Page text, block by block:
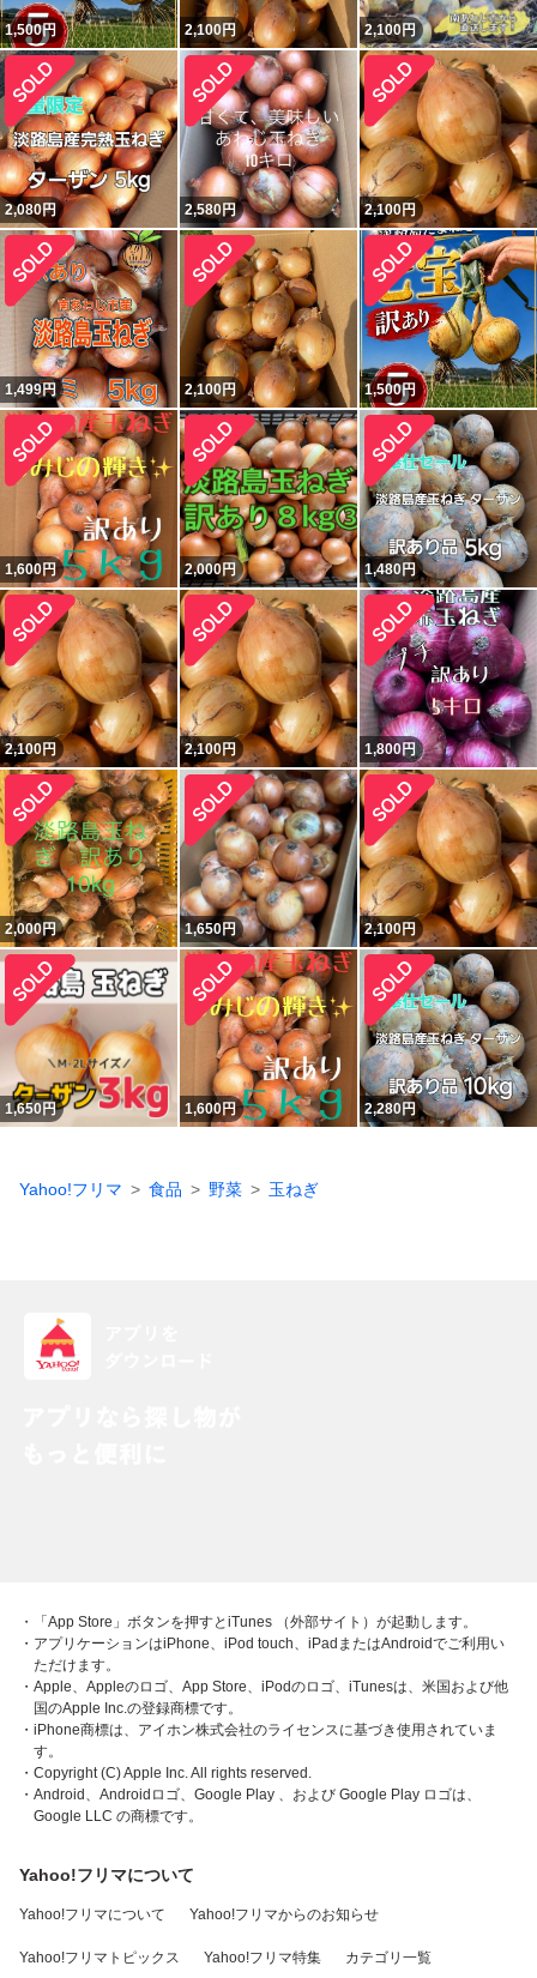
1,500円 2,100円 2,100円
2,080円 2,580円 2,100円
1,499円 2,100円 1,500円
1,600円 2,000円 1,480円
2,100円 2,100円 1,800円
2,000円 1,650円 2,100円
1,650円 1,600円 2,280円
Yahoo!フリマ 食品 野菜 玉ねぎ
・「App Store」ボタンを押すとiTunes （外部サイト）が起動します。
・アプリケーションはiPhone、iPod touch、iPadまたはAndroidでご利用い
ただけます。
・Apple、Appleのロゴ、App Store、iPodのロゴ、iTunesは、米国および他
国のApple Inc.の登録商標です。
・iPhone商標は、アイホン株式会社のライセンスに基づき使用されていま
す。
・Copyright (C) Apple Inc. All rights reserved.
・Android、Androidロゴ、Google Play 、および Google Play ロゴは、
Google LLC の商標です。
Yahoo!フリマについて
Yahoo!フリマについて Yahoo!フリマからのお知らせ
Yahoo!フリマトピックス Yahoo!フリマ特集 カテゴリ一覧